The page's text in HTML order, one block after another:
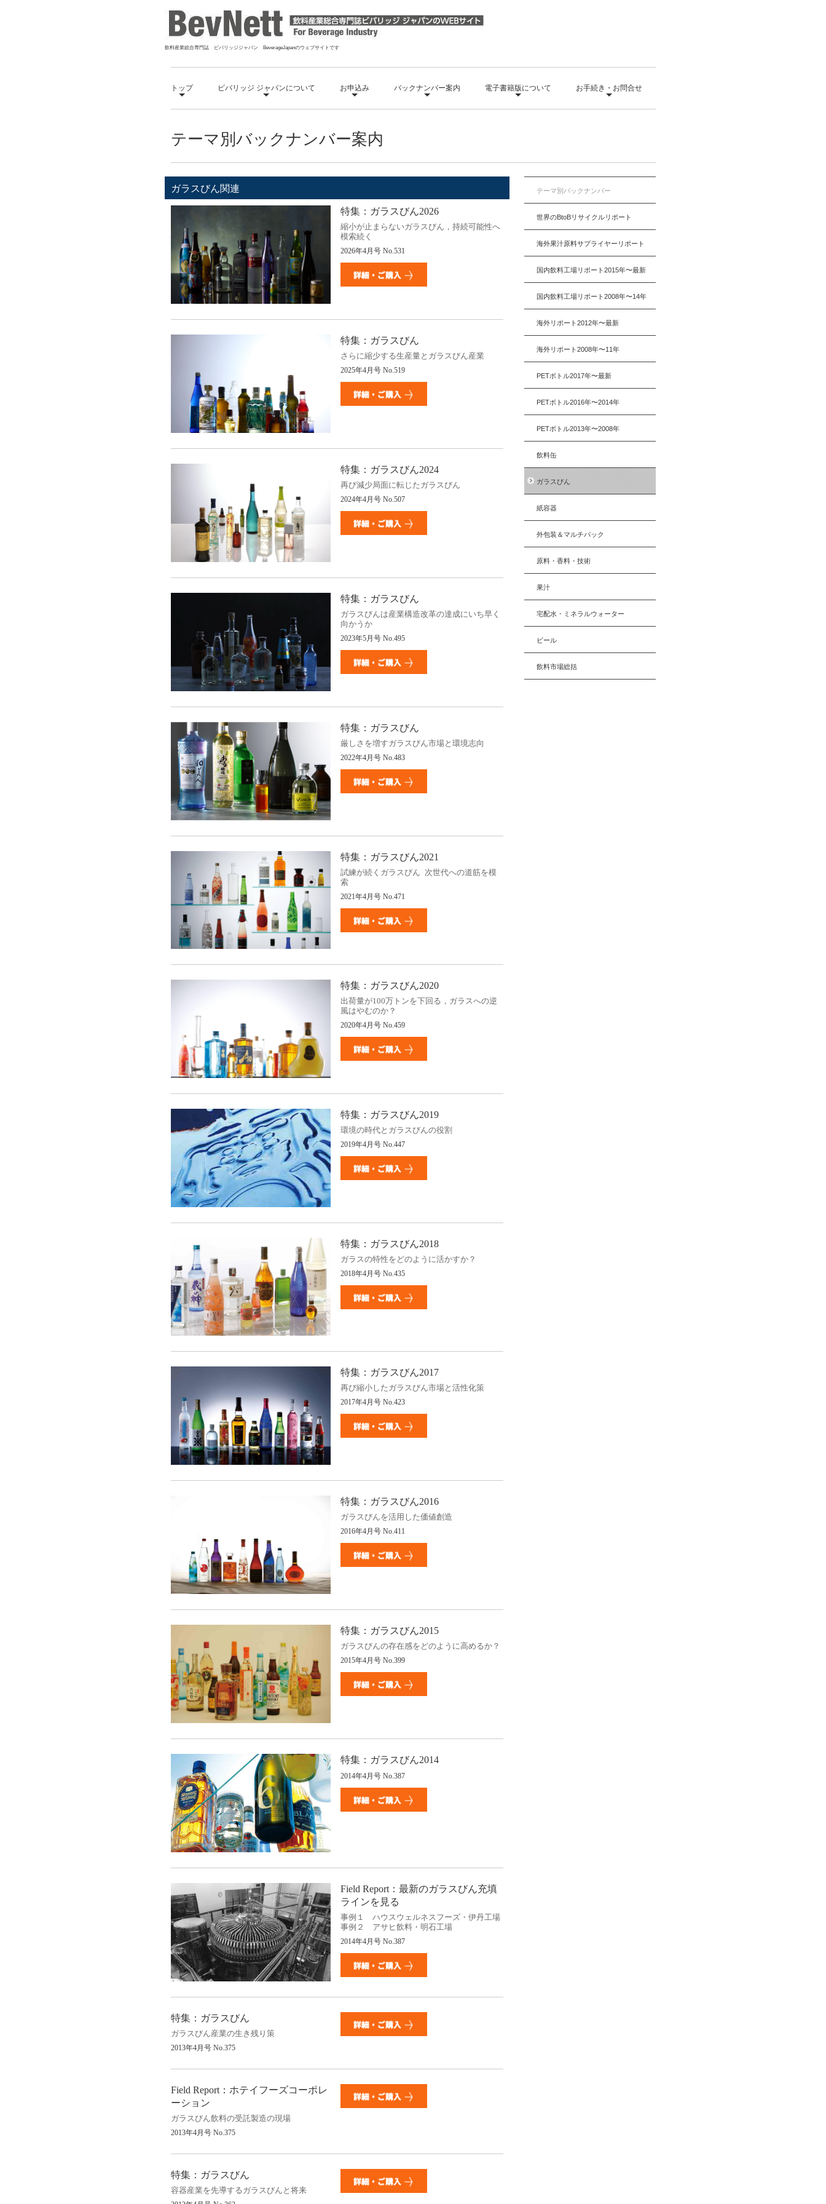
飲料産業総合専門誌 ビバリッジジャパン BeverageJapanのウェブサイトです
トップ ビバリッジ ジャパンについて お申込み バックナンバー案内 電子書籍版について お手続き・お問合せ
テーマ別バックナンバー案内
ガラスびん関連
特集：ガラスびん2026
縮小が止まらないガラスびん，持続可能性へ
模索続く
2026年4月号 No.531
特集：ガラスびん
さらに縮少する生産量とガラスびん産業
2025年4月号 No.519
特集：ガラスびん2024
再び減少局面に転じたガラスびん
2024年4月号 No.507
特集：ガラスびん
ガラスびんは産業構造改革の達成にいち早く
向かうか
2023年5月号 No.495
特集：ガラスびん
厳しさを増すガラスびん市場と環境志向
2022年4月号 No.483
特集：ガラスびん2021
試練が続くガラスびん 次世代への道筋を模
索
2021年4月号 No.471
特集：ガラスびん2020
出荷量が100万トンを下回る，ガラスへの逆
風はやむのか？
2020年4月号 No.459
特集：ガラスびん2019
環境の時代とガラスびんの役割
2019年4月号 No.447
特集：ガラスびん2018
ガラスの特性をどのように活かすか？
2018年4月号 No.435
特集：ガラスびん2017
再び縮小したガラスびん市場と活性化策
2017年4月号 No.423
特集：ガラスびん2016
ガラスびんを活用した価値創造
2016年4月号 No.411
特集：ガラスびん2015
ガラスびんの存在感をどのように高めるか？
2015年4月号 No.399
特集：ガラスびん2014
2014年4月号 No.387
Field Report：最新のガラスびん充填
ラインを見る
事例１ ハウスウェルネスフーズ・伊丹工場
事例２ アサヒ飲料・明石工場
2014年4月号 No.387
特集：ガラスびん
ガラスびん産業の生き残り策
2013年4月号No.375
Field Report：ホテイフーズコーポレ
ーション
ガラスびん飲料の受託製造の現場
2013年4月号No.375
特集：ガラスびん
容器産業を先導するガラスびんと将来
テーマ別バックナンバー
世界のBtoBリサイクルリポート
海外果汁原料サプライヤーリポート
国内飲料工場リポート2015年〜最新
国内飲料工場リポート2008年〜14年
海外リポート2012年〜最新
海外リポート2008年〜11年
PETボトル2017年〜最新
PETボトル2016年〜2014年
PETボトル2013年〜2008年
飲料缶
ガラスびん
紙容器
外包装＆マルチパック
原料・香料・技術
果汁
宅配水・ミネラルウォーター
ビール
飲料市場総括